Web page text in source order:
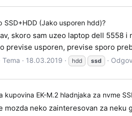
SSD+HDD (Jako usporen hdd)?
skoro sam uzeo laptop dell 5558
previse usporen, previse sporo
Tema 18.03.2019 hdd ssd
kupovina EK-M.2 hladnjaka za nvme
mozda neko zainteresovan za